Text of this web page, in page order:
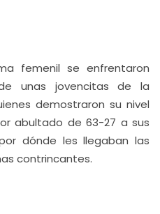
femenil se enfrentaron
unas jovencitas de la
demostraron su nivel
abultado de 63-27 a sus
dónde les llegaban las
contrincantes.